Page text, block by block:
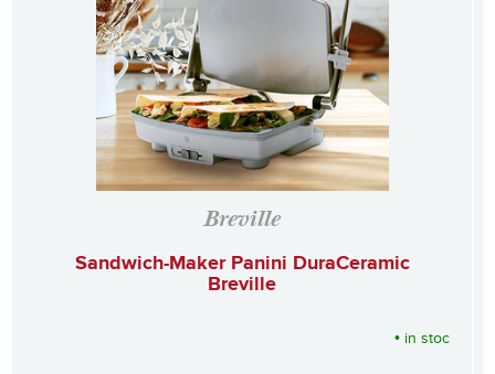
Breville
Sandwich-Maker Panini DuraCeramic
Breville
• in stoc